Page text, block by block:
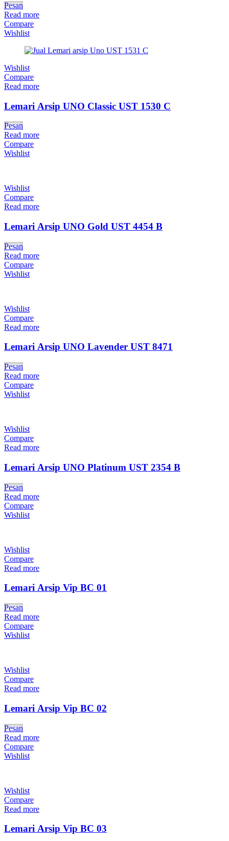
Pesan
Read more
Compare
Wishlist
Wishlist
Compare
Read more
Lemari Arsip UNO Classic UST 1530 C
Pesan
Read more
Compare
Wishlist
Wishlist
Compare
Read more
Lemari Arsip UNO Gold UST 4454 B
Pesan
Read more
Compare
Wishlist
Wishlist
Compare
Read more
Lemari Arsip UNO Lavender UST 8471
Pesan
Read more
Compare
Wishlist
Wishlist
Compare
Read more
Lemari Arsip UNO Platinum UST 2354 B
Pesan
Read more
Compare
Wishlist
Wishlist
Compare
Read more
Lemari Arsip Vip BC 01
Pesan
Read more
Compare
Wishlist
Wishlist
Compare
Read more
Lemari Arsip Vip BC 02
Pesan
Read more
Compare
Wishlist
Wishlist
Compare
Read more
Lemari Arsip Vip BC 03